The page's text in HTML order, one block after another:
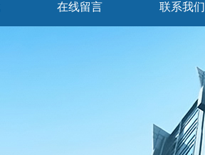
在线留言 联系我们